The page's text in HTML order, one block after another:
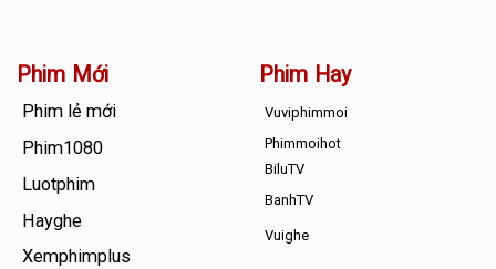
Phim Mới
Phim lẻ mới
Phim1080
Luotphim
Hayghe
Xemphimplus
Phim Hay
Vuviphimmoi
Phimmoihot
BiluTV
BanhTV
Vuighe